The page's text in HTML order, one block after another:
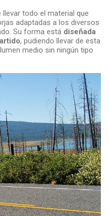
llevar todo el material que
adaptadas a los diversos
Su forma está diseñada
, pudiendo llevar de esta
medio sin ningún tipo